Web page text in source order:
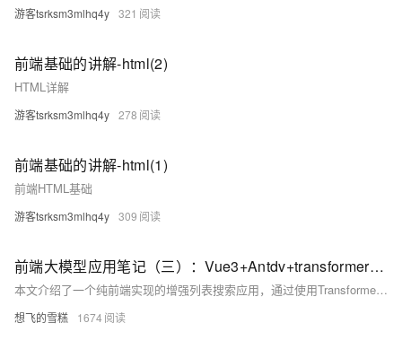
游客tsrksm3mlhq4y 321
前端基础的讲解-html(2)
HTML详解
游客tsrksm3mlhq4y 278
前端基础的讲解-html(1)
前端HTML基础
游客tsrksm3mlhq4y 309
前端大模型应用笔记（三）：Vue3+Antdv+transformers+本地模型实现浏览器端侧增强搜索
本文介绍了一个纯前端实现的增强列表搜索应用，通过使用Transformer模型，实现了更智能的搜索功能，如使用“番茄”可以搜索到“西红柿”。项目基于Vue3和Ant Design Vue，使用了Xenova的bge-base-zh-v1.5模型。文章详细介绍了从环境搭建、数据准备到具体实现的全过程，并展示了实际效果和待改进点。
想飞的雪糕 1674